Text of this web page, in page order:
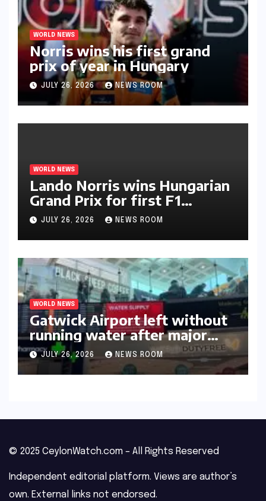
WORLD NEWS
Norris wins his first grand
prix of year in Hungary​​
JULY 26, 2026 NEWS ROOM
WORLD NEWS
Lando Norris wins Hungarian
Grand Prix for first F1
triumph in 2026​​
JULY 26, 2026 NEWS ROOM
WORLD NEWS
Gatwick Airport left without
running water after major
outage​​
JULY 26, 2026 NEWS ROOM
© 2025 CeylonWatch.com – All Rights Reserved
Independent editorial platform. Views are author’s
own. External links not endorsed.